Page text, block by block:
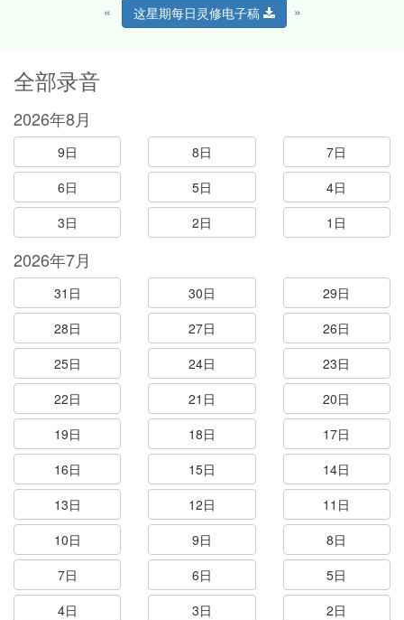
«
这星期每日灵修电子稿 »
全部录音
2026年8月
9日 8日
7日
6日
5日
4日
3日
2日 1日
2026年7月
31日 30日
29日
28日
27日
26日
25日
24日
23日
22日
21日
20日
19日
18日
17日
16日
15日
14日
13日
12日
11日
10日
9日
8日
7日
6日
5日
4日
3日
2日